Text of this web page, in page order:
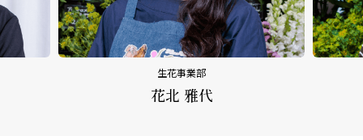
生花事業部
花北 雅代